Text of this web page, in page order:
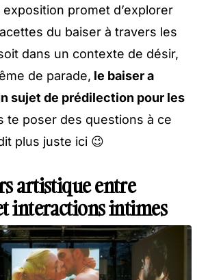
exposition promet d’explorer
du baiser à travers les
dans un contexte de désir,
de parade, le baiser a
sujet de prédilection pour les
te poser des questions à ce
plus juste ici 😉
artistique entre
interactions intimes